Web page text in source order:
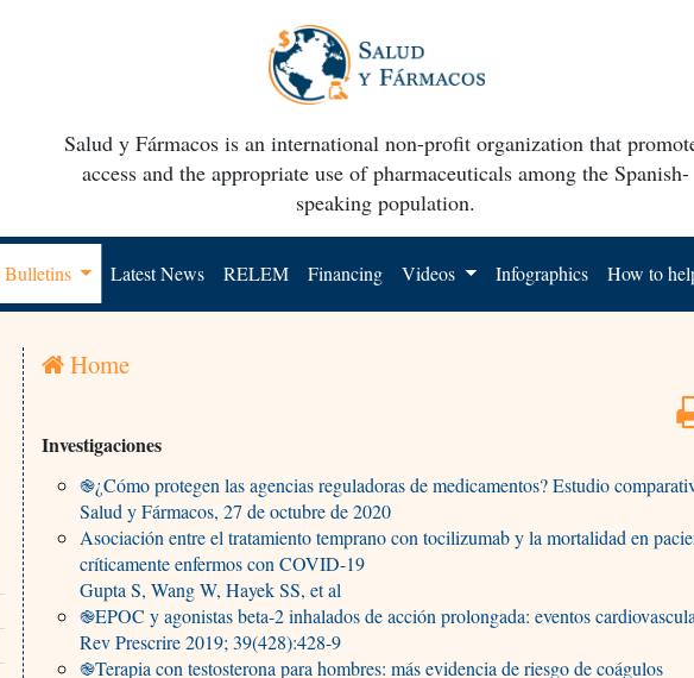
Salud y Fármacos is an international non-profit organization that
access and the appropriate use of pharmaceuticals among the Spanish-
speaking population.
Latest News RELEM Financing Videos Infographics How to
Home
Investigaciones
֎¿Cómo protegen las agencias reguladoras de medicamentos? Estudio
Salud y Fármacos, 27 de octubre de 2020
Asociación entre el tratamiento temprano con tocilizumab y la mortalidad en
críticamente enfermos con COVID-19
Gupta S, Wang W, Hayek SS, et al
֎EPOC y agonistas beta-2 inhalados de acción prolongada: eventos
Rev Prescrire 2019; 39(428):428-9
֎Terapia con testosterona para hombres: más evidencia de riesgo de coágulos